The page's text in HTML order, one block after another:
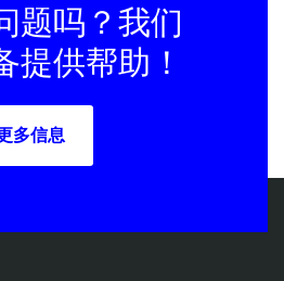
题吗？我们
提供帮助！
多信息